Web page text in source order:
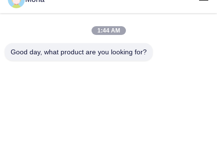
Universele testen
1:44 AM
Good day, what product are you looking for?